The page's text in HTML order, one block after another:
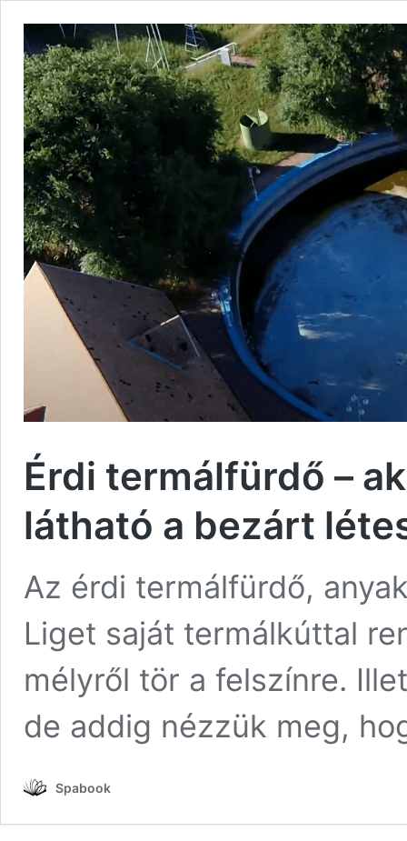
Érdi termálfürdő –
látható a bezárt
Az érdi termálfürdő,
Liget saját termálkúttal
mélyről tör a felszínre.
de addig nézzük meg,
Spabook